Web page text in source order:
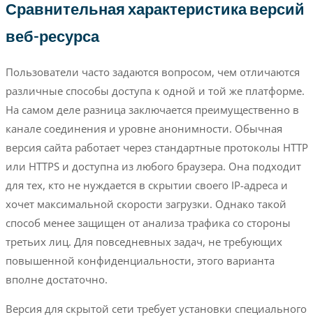
Сравнительная характеристика версий
веб-ресурса
Пользователи часто задаются вопросом, чем отличаются
различные способы доступа к одной и той же платформе.
На самом деле разница заключается преимущественно в
канале соединения и уровне анонимности. Обычная
версия сайта работает через стандартные протоколы HTTP
или HTTPS и доступна из любого браузера. Она подходит
для тех, кто не нуждается в скрытии своего IP-адреса и
хочет максимальной скорости загрузки. Однако такой
способ менее защищен от анализа трафика со стороны
третьих лиц. Для повседневных задач, не требующих
повышенной конфиденциальности, этого варианта
вполне достаточно.
Версия для скрытой сети требует установки специального